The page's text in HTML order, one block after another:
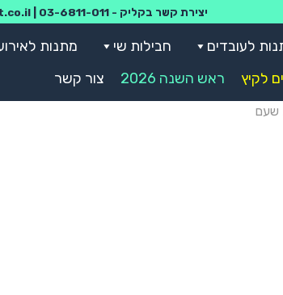
יצירת קשר בקליק -03-6811-011
|
לעובדים חבילות שי מתנות
לקיץ ראש השנה 2026 צור קשר
שעם